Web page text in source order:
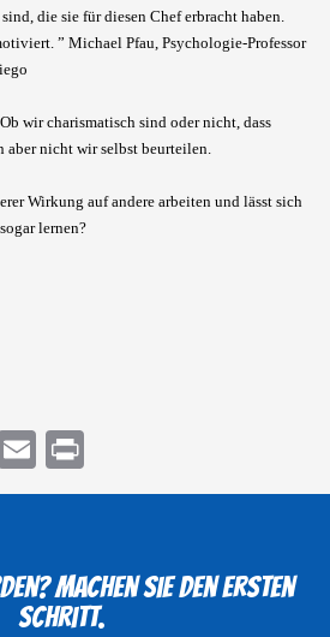
die sie für diesen Chef erbracht haben.
” Michael Pfau, Psychologie-Professor
wir charismatisch sind oder nicht, dass
aber nicht wir selbst beurteilen.
Wirkung auf andere arbeiten und lässt sich
lernen?
Email
Print
Machen Sie den ersten
Schritt.